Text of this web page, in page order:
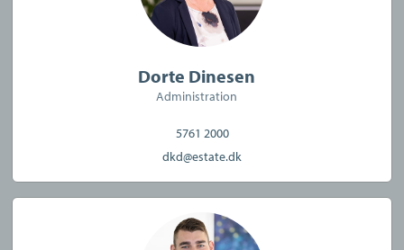
Dorte Dinesen
Administration
5761 2000
dkd@estate.dk